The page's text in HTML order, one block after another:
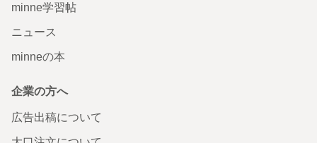
minne学習帖
ニュース
minneの本
企業の方へ
広告出稿について